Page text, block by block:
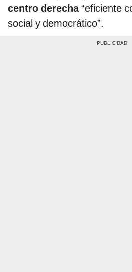
centro derecha“eficiente
social y democrático”.